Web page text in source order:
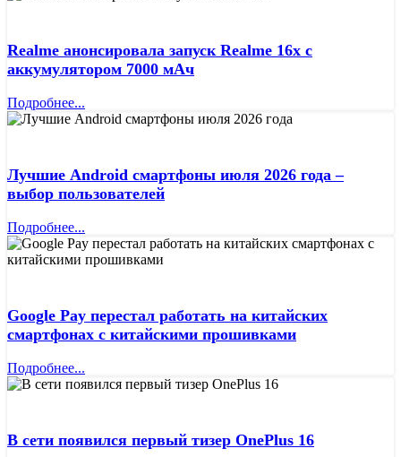
Realme анонсировала запуск Realme 16x с
аккумулятором 7000 мАч
Подробнее...
Лучшие Android смартфоны июля 2026 года –
выбор пользователей
Подробнее...
Google Pay перестал работать на китайских
смартфонах с китайскими прошивками
Подробнее...
В сети появился первый тизер OnePlus 16